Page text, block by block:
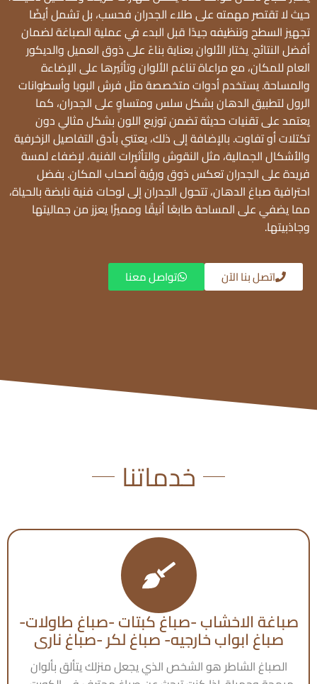
حيث لا تقتصر مهمته على طلاء الجدران فحسب، بل تشمل أيضًا
تجهيز السطح وتنظيفه جيدًا قبل البدء في عملية الصباغة لضمان
أفضل النتائج. يختار الألوان بعناية بناءً على ذوق العميل والديكور
العام للمكان، مع مراعاة تناغم الألوان وتأثيرها على الإضاءة
والمساحة. يستخدم أدوات متخصصة مثل فرش البويا وأسطوانات
الرول لتطبيق الدهان بشكل سلس ومتساوٍ على الجدران، كما
يعتمد على تقنيات حديثة تضمن توزيع اللون بشكل مثالي دون
تكتلات أو تفاوت. بالإضافة إلى ذلك، يعتني بأدق التفاصيل الزخرفية
والأشكال الجمالية، مثل النقوش والتأثيرات الفنية، لإضفاء لمسة
فريدة على الجدران تعكس ذوق ورؤية أصحاب المكان. بفضل
احترافية صباغ الدهان، تتحول الجدران إلى لوحات فنية نابضة بالحياة،
مما يضفي على المساحة طابعًا أنيقًا ومميزًا يعزز من جماليتها
وجاذبيتها.
اتصل بنا الآن تواصل معنا
خدماتنا
صباغة الاخشاب -صباغ كبتات -صباغ طاولات-
صباغ ابواب خارجيه- صباغ لكر -صباغ نارى
الصباغ الشاطر هو الشخص الذي يجعل منزلك يتألق بألوان